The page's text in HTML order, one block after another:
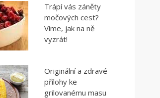
Trápí vás záněty
močových cest?
Víme, jak na ně
vyzrát!
Originální a zdravé
přílohy ke
grilovanému masu